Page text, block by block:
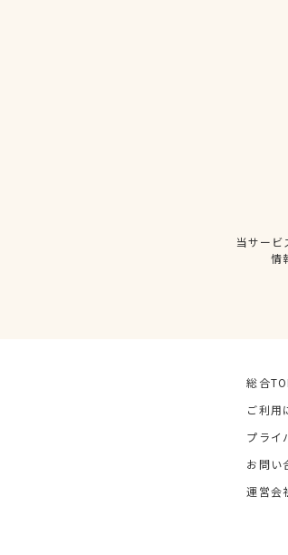
当サービ
情
総合
ご利用
プライ
お問い
運営会